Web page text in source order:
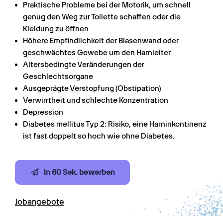
Praktische Probleme bei der Motorik, um schnell
genug den Weg zur Toilette schaffen oder die
Kleidung zu öffnen
Höhere Empfindlichkeit der Blasenwand oder
geschwächtes Gewebe um den Harnleiter
Altersbedingte Veränderungen der
Geschlechtsorgane
Ausgeprägte Verstopfung (Obstipation)
Verwirrtheit und schlechte Konzentration
Depression
Diabetes mellitus Typ 2: Risiko, eine Harninkontinenz
ist fast doppelt so hoch wie ohne Diabetes.
In 60 Sek. bewerben
Jobangebote